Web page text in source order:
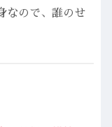
なので、誰のせ